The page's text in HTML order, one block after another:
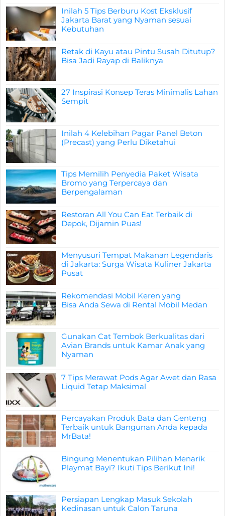
Inilah 5 Tips Berburu Kost Eksklusif
Jakarta Barat yang Nyaman sesuai
Kebutuhan
Retak di Kayu atau Pintu Susah Ditutup?
Bisa Jadi Rayap di Baliknya
27 Inspirasi Konsep Teras Minimalis Lahan
Sempit
Inilah 4 Kelebihan Pagar Panel Beton
(Precast) yang Perlu Diketahui
Tips Memilih Penyedia Paket Wisata
Bromo yang Terpercaya dan
Berpengalaman
Restoran All You Can Eat Terbaik di
Depok, Dijamin Puas!
Menyusuri Tempat Makanan Legendaris
di Jakarta: Surga Wisata Kuliner Jakarta
Pusat
Rekomendasi Mobil Keren yang
Bisa Anda Sewa di Rental Mobil Medan
Gunakan Cat Tembok Berkualitas dari
Avian Brands untuk Kamar Anak yang
Nyaman
7 Tips Merawat Pods Agar Awet dan Rasa
Liquid Tetap Maksimal
Percayakan Produk Bata dan Genteng
Terbaik untuk Bangunan Anda kepada
MrBata!
Bingung Menentukan Pilihan Menarik
Playmat Bayi? Ikuti Tips Berikut Ini!
Persiapan Lengkap Masuk Sekolah
Kedinasan untuk Calon Taruna